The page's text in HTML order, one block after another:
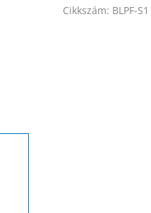
Cikkszám: BLPF-S1